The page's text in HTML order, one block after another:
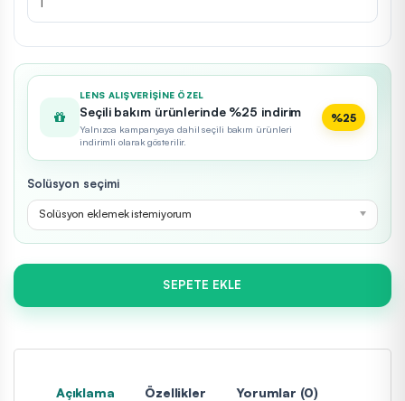
LENS ALIŞVERIŞINE ÖZEL
Seçili bakım ürünlerinde %25 indirim
Yalnızca kampanyaya dahil seçili bakım ürünleri
indirimli olarak gösterilir.
%25
Solüsyon seçimi
Solüsyon eklemek istemiyorum
SEPETE EKLE
Açıklama Özellikler Yorumlar (0)